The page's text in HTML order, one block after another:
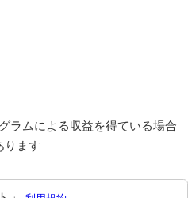
ラムによる収益を得ている場合
ります